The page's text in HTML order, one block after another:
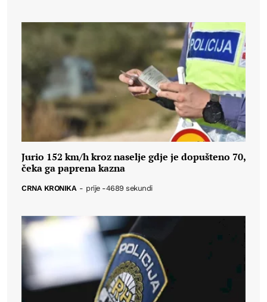
Jurio 152 km/h kroz naselje gdje je dopušteno 70,
čeka ga paprena kazna
CRNA KRONIKA - prije -4689 sekundi